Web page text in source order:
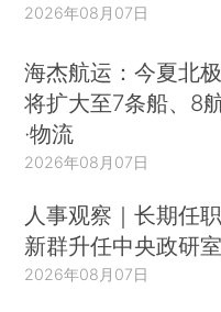
2026年08月07日
海杰航运：今夏北
将扩大至7条船、8
·物流
2026年08月07日
人事观察｜长期任
新群升任中央政研
2026年08月07日